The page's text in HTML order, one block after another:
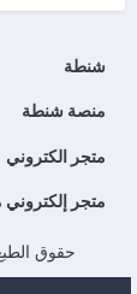
شنطة
منصة شنطة
متجر الكتروني
متجر إلكتروني
حقوق